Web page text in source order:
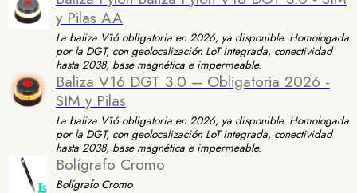
y Pilas AA
La baliza V16 obligatoria en 2026, ya disponible. Homologada
por la DGT, con geolocalización LoT integrada, conectividad
hasta 2038, base magnética e impermeable.
Baliza V16 DGT 3.0 – Obligatoria 2026 -
SIM y Pilas
La baliza V16 obligatoria en 2026, ya disponible. Homologada
por la DGT, con geolocalización LoT integrada, conectividad
hasta 2038, base magnética e impermeable.
Bolígrafo Cromo
Bolígrafo Cromo